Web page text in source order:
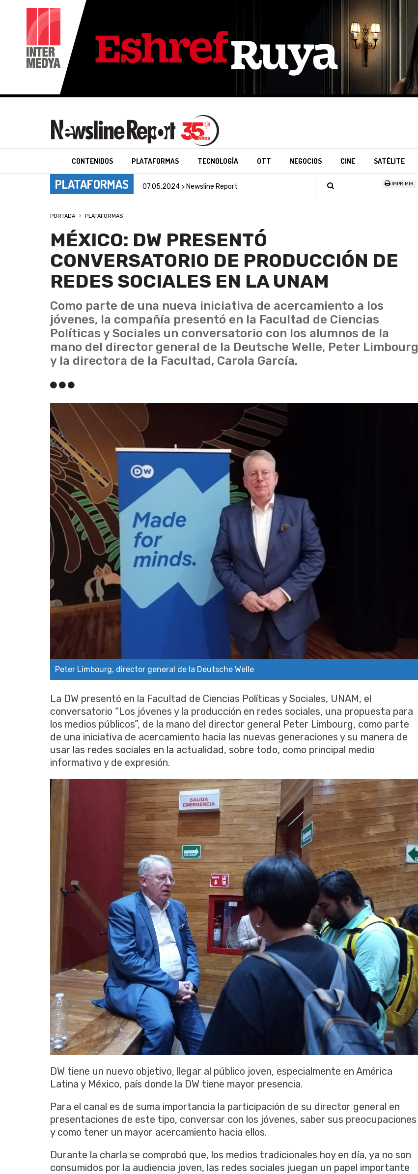
CONTENIDOS PLATAFORMAS TECNOLOGÍA OTT NEGOCIOS CINE SATÉLITE
PLATAFORMAS 07.05.2024 > Newsline Report IMPRIMIR
PORTADA PLATAFORMAS
MÉXICO: DW PRESENTÓ
CONVERSATORIO DE PRODUCCIÓN DE
REDES SOCIALES EN LA UNAM
Como parte de una nueva iniciativa de acercamiento a los
jóvenes, la compañía presentó en la Facultad de Ciencias
Políticas y Sociales un conversatorio con los alumnos de la
mano del director general de la Deutsche Welle, Peter Limbourg
y la directora de la Facultad, Carola García.
Peter Limbourg, director general de la Deutsche Welle
La DW presentó en la Facultad de Ciencias Políticas y Sociales, UNAM, el
conversatorio “Los jóvenes y la producción en redes sociales, una propuesta para
los medios públicos”, de la mano del director general Peter Limbourg, como parte
de una iniciativa de acercamiento hacia las nuevas generaciones y su manera de
usar las redes sociales en la actualidad, sobre todo, como principal medio
informativo y de expresión.
DW tiene un nuevo objetivo, llegar al público joven, especialmente en América
Latina y México, país donde la DW tiene mayor presencia.
Para el canal es de suma importancia la participación de su director general en
presentaciones de este tipo, conversar con los jóvenes, saber sus preocupaciones
y como tener un mayor acercamiento hacia ellos.
Durante la charla se comprobó que, los medios tradicionales hoy en día, ya no son
consumidos por la audiencia joven, las redes sociales juegan un papel importante